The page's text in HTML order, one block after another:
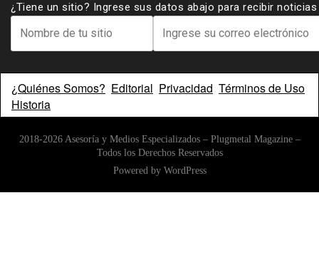
¿Tiene un sitio? Ingrese sus datos abajo para recibir
¿Quiénes Somos? Editorial Privacidad Términos de Uso
Historia
2018-2026 Asesoría y Medios Especializados – Plugmetal Magazine –
Todos los Derechos Reservados
Powered by WordPress